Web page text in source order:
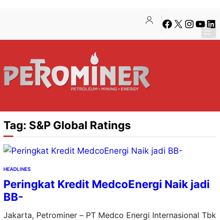
konten
content
Facebook
X Instagram
Tag: S&P Global Ratings
HEADLINES
Peringkat Kredit MedcoEnergi Naik jadi
BB-
Jakarta, Petrominer – PT Medco Energi Internasional Tbk